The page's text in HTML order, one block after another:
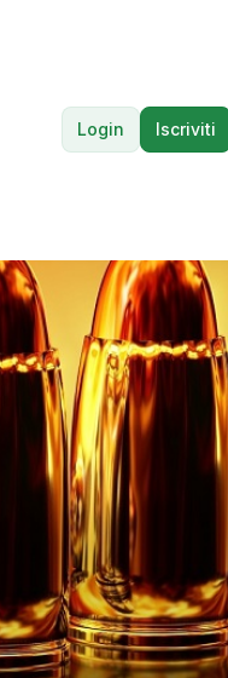
Login Iscriviti